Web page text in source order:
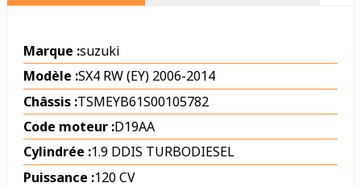
Marque :suzuki
Modèle :SX4 RW (EY) 2006-2014
Châssis :TSMEYB61S00105782
Code moteur :D19AA
Cylindrée :1.9 DDIS TURBODIESEL
Puissance :120 CV